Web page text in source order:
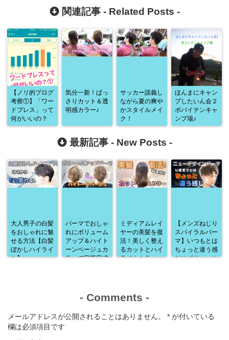
関連記事 - Related Posts -
【ノリ的ブログ
考察①】「ワー
ドプレス」って
何がいいの？
気分一新！ばっ
さりカット＆透
明感カラー♪
サッカー談義し
ながら夏の爽や
かスタイルメイ
ク！
ほんまにキャン
プしたいん会２
ポパイテンキャ
ンプ場♪
最新記事 - New Posts -
大人男子の白髪
をおしゃれに魅
せる方法【白髪
ぼかしハイライ
ト】
パーマでおしゃ
れにボリューム
アップ＆ハイト
ーンベージュカ
ラーで完璧完成
ミディアムレイ
ヤーの美髪を復
活！美しく整え
るカットとハイ
ライトカラー
【メンズねじり
スパイラルパー
マ】いつもとは
ちょっと違う感
じにボリューム
- Comments -
メールアドレスが公開されることはありません。 * が付いている
欄は必須項目です